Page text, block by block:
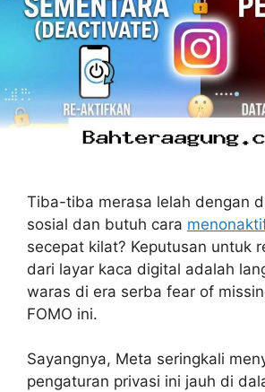
Tiba-tiba merasa lelah dengan
sosial dan butuh cara
secepat kilat? Keputusan untuk
dari layar kaca digital adalah
waras di era serba fear of
FOMO ini.
Sayangnya, Meta seringkali
pengaturan privasi ini jauh di